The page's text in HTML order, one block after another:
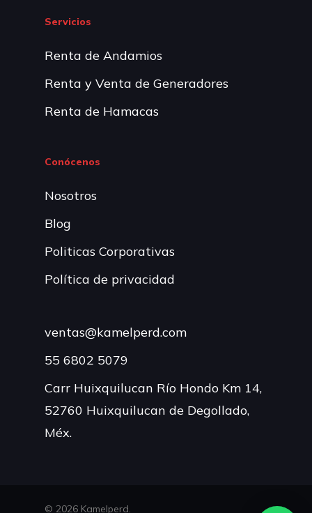
Servicios
Renta de Andamios
Renta y Venta de Generadores
Renta de Hamacas
Conócenos
Nosotros
Blog
Politicas Corporativas
Política de privacidad
ventas@kamelperd.com
55 6802 5079
Carr Huixquilucan Río Hondo Km 14,
52760 Huixquilucan de Degollado,
Méx.
© 2026 Kamelperd.